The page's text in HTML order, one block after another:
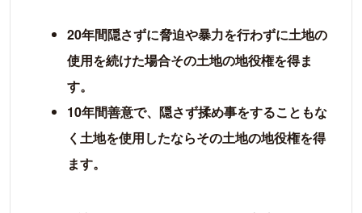
20年間隠さずに脅迫や暴力を行わずに土地の
使用を続けた場合その土地の地役権を得ま
す。
10年間善意で、隠さず揉め事をすることもな
く土地を使用したならその土地の地役権を得
ます。